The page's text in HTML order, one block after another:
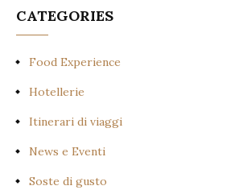
CATEGORIES
Food Experience
Hotellerie
Itinerari di viaggi
News e Eventi
Soste di gusto